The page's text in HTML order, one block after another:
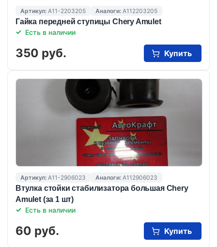
Артикул: A11-2203205 Аналоги: A112203205
Гайка передней ступицы Chery Amulet
Есть в наличии
350 руб. Купить
Артикул: A11-2906023 Аналоги: A112906023
Втулка стойки стабилизатора большая Chery
Amulet (за 1 шт)
Есть в наличии
60 руб. Купить